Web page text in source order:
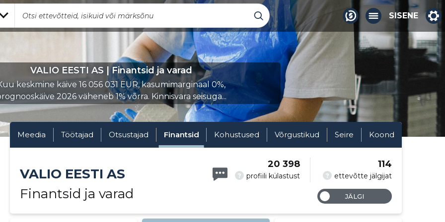
SISENE
VALIO EESTI AS | Finantsid ja varad
keskmine käive 16 056 031 EUR, kasumimarginaal 0%,
2026 väheneb 1% võrra. Kinnisvara seisuga...
Meedia Töötajad Otsustajad Finantsid Kohustused Võrgustikud Seire Koond
VALIO EESTI AS
Finantsid ja varad
? profiili külastust
20 398
? ettevõtte jälgijat
114
JÄLGI